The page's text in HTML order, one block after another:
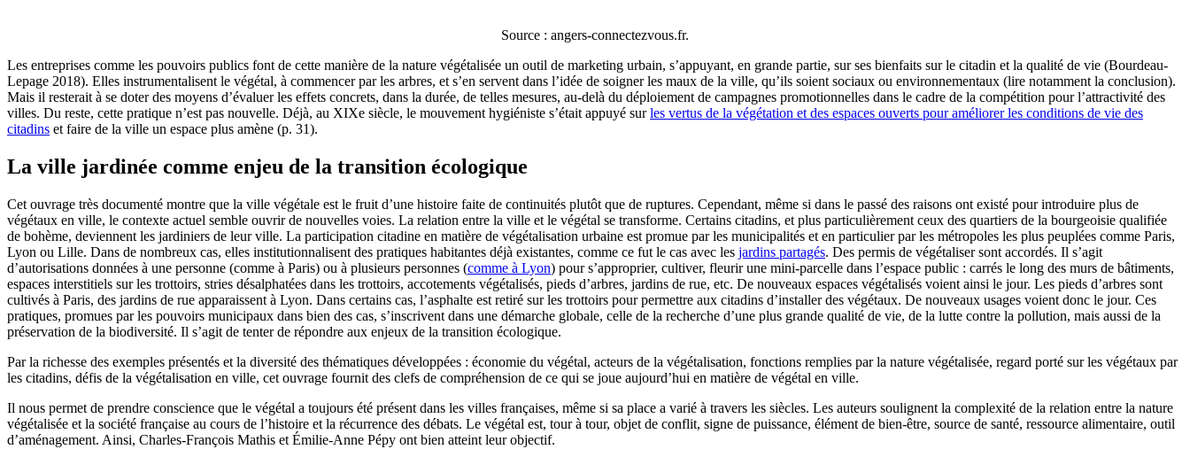
Source : angers-connectezvous.fr.
Les entreprises comme les pouvoirs publics font de cette manière de la nature végétalisée un outil de marketing urbain, s’appuyant, en grande partie, sur ses bienfaits sur le citadin et la qualité de vie (Bourdeau-
Lepage 2018). Elles instrumentalisent le végétal, à commencer par les arbres, et s’en servent dans l’idée de soigner les maux de la ville, qu’ils soient sociaux ou environnementaux (lire notamment la conclusion).
Mais il resterait à se doter des moyens d’évaluer les effets concrets, dans la durée, de telles mesures, au-delà du déploiement de campagnes promotionnelles dans le cadre de la compétition pour l’attractivité des
villes. Du reste, cette pratique n’est pas nouvelle. Déjà, au XIXe siècle, le mouvement hygiéniste s’était appuyé surles vertus de la végétation et des espaces ouverts pour améliorer les conditions de vie des
citadins et faire de la ville un espace plus amène (p. 31).
La ville jardinée comme enjeu de la transition écologique
Cet ouvrage très documenté montre que la ville végétale est le fruit d’une histoire faite de continuités plutôt que de ruptures. Cependant, même si dans le passé des raisons ont existé pour introduire plus de
végétaux en ville, le contexte actuel semble ouvrir de nouvelles voies. La relation entre la ville et le végétal se transforme. Certains citadins, et plus particulièrement ceux des quartiers de la bourgeoisie qualifiée
de bohème, deviennent les jardiniers de leur ville. La participation citadine en matière de végétalisation urbaine est promue par les municipalités et en particulier par les métropoles les plus peuplées comme Paris,
Lyon ou Lille. Dans de nombreux cas, elles institutionnalisent des pratiques habitantes déjà existantes, comme ce fut le cas avec les jardins partagés. Des permis de végétaliser sont accordés. Il s’agit
d’autorisations données à une personne (comme à Paris) ou à plusieurs personnes (comme à Lyon) pour s’approprier, cultiver, fleurir une mini-parcelle dans l’espace public : carrés le long des murs de bâtiments,
espaces interstitiels sur les trottoirs, stries désalphatées dans les trottoirs, accotements végétalisés, pieds d’arbres, jardins de rue, etc. De nouveaux espaces végétalisés voient ainsi le jour. Les pieds d’arbres sont
cultivés à Paris, des jardins de rue apparaissent à Lyon. Dans certains cas, l’asphalte est retiré sur les trottoirs pour permettre aux citadins d’installer des végétaux. De nouveaux usages voient donc le jour. Ces
pratiques, promues par les pouvoirs municipaux dans bien des cas, s’inscrivent dans une démarche globale, celle de la recherche d’une plus grande qualité de vie, de la lutte contre la pollution, mais aussi de la
préservation de la biodiversité. Il s’agit de tenter de répondre aux enjeux de la transition écologique.
Par la richesse des exemples présentés et la diversité des thématiques développées : économie du végétal, acteurs de la végétalisation, fonctions remplies par la nature végétalisée, regard porté sur les végétaux par
les citadins, défis de la végétalisation en ville, cet ouvrage fournit des clefs de compréhension de ce qui se joue aujourd’hui en matière de végétal en ville.
Il nous permet de prendre conscience que le végétal a toujours été présent dans les villes françaises, même si sa place a varié à travers les siècles. Les auteurs soulignent la complexité de la relation entre la nature
végétalisée et la société française au cours de l’histoire et la récurrence des débats. Le végétal est, tour à tour, objet de conflit, signe de puissance, élément de bien-être, source de santé, ressource alimentaire, outil
d’aménagement. Ainsi, Charles-François Mathis et Émilie-Anne Pépy ont bien atteint leur objectif.